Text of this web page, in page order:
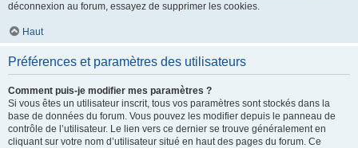
déconnexion au forum, essayez de supprimer les cookies.
Haut
Préférences et paramètres des utilisateurs
Comment puis-je modifier mes paramètres ?
Si vous êtes un utilisateur inscrit, tous vos paramètres sont stockés dans la
base de données du forum. Vous pouvez les modifier depuis le panneau de
contrôle de l’utilisateur. Le lien vers ce dernier se trouve généralement en
cliquant sur votre nom d’utilisateur situé en haut des pages du forum. Ce